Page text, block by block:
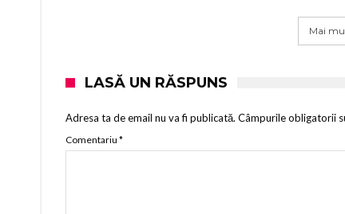
Mai
LASĂ UN RĂSPUNS
Adresa ta de email nu va fi publicată. Câmpurile obligatorii
Comentariu *